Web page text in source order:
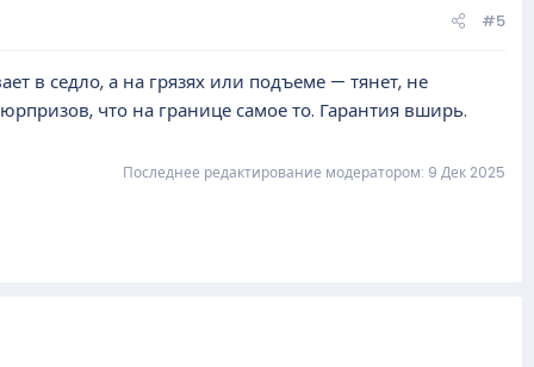
#5
в седло, а на грязях или подъеме — тянет, не
что на границе самое то. Гарантия вширь.
Последнее редактирование модератором: 9 Дек 2025